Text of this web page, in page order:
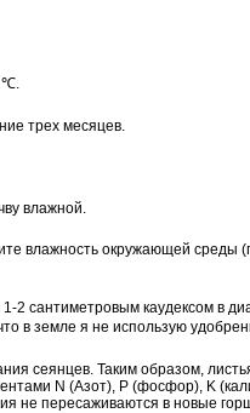
℃.
трех месяцев.
влажной.
влажность окружающей среды
2 сантиметровым каудексом в
в земле я не использую
сеянцев. Таким образом,
N (Азот), P (фосфор), K
не пересаживаются в новые